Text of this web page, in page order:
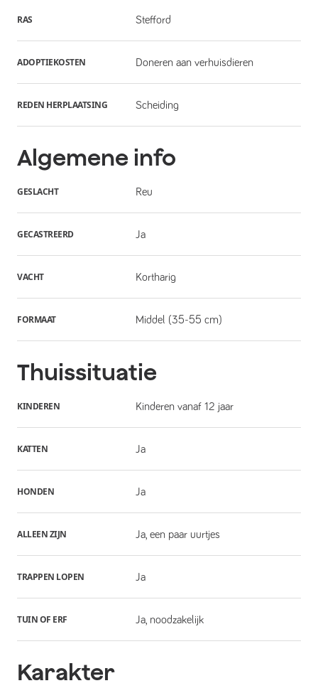
RAS Stefford
ADOPTIEKOSTEN Doneren aan verhuisdieren
REDEN HERPLAATSING Scheiding
Algemene info
GESLACHT Reu
GECASTREERD Ja
VACHT Kortharig
FORMAAT Middel (35-55 cm)
Thuissituatie
KINDEREN Kinderen vanaf 12 jaar
KATTEN Ja
HONDEN Ja
ALLEEN ZIJN Ja, een paar uurtjes
TRAPPEN LOPEN Ja
TUIN OF ERF Ja, noodzakelijk
Karakter